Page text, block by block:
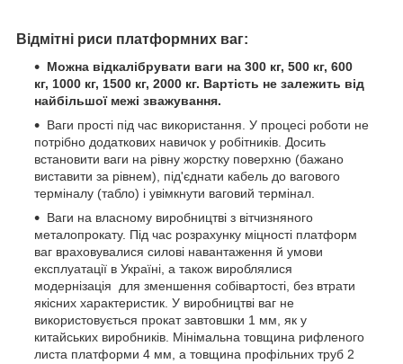
Відмітні риси платформних ваг:
Можна відкалібрувати ваги на 300 кг, 500 кг, 600
кг, 1000 кг, 1500 кг, 2000 кг. Вартість не залежить від
найбільшої межі зважування.
Ваги прості під час використання. У процесі роботи не
потрібно додаткових навичок у робітників. Досить
встановити ваги на рівну жорстку поверхню (бажано
виставити за рівнем), під'єднати кабель до вагового
терміналу (табло) і увімкнути ваговий термінал.
Ваги на власному виробництві з вітчизняного
металопрокату. Під час розрахунку міцності платформ
ваг враховувалися силові навантаження й умови
експлуатації в Україні, а також вироблялися
модернізація для зменшення собівартості, без втрати
якісних характеристик. У виробництві ваг не
використовується прокат завтовшки 1 мм, як у
китайських виробників. Мінімальна товщина рифленого
листа платформи 4 мм, а товщина профільних труб 2